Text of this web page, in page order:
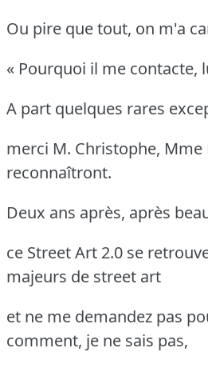
Ou pire que tout, on m'a
« Pourquoi il me contacte,
A part quelques rares
merci M. Christophe,
reconnaîtront.
Deux ans après, après
ce Street Art 2.0 se
majeurs de street art
et ne me demandez pas
comment, je ne sais pas,